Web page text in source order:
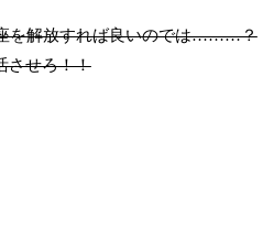
を解放すれば良いのでは………？
させろ！！